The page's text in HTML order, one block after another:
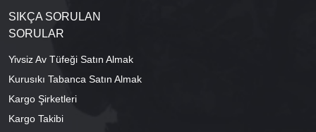
SIKÇA SORULAN
SORULAR
Yivsiz Av Tüfeği Satın Almak
Kurusıkı Tabanca Satın Almak
Kargo Şirketleri
Kargo Takibi